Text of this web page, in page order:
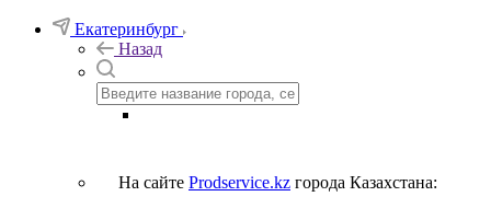
Екатеринбург
Назад
На сайте Prodservice.kz города Казахстана: